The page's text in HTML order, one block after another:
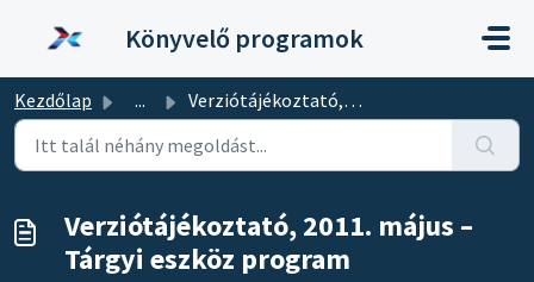
Könyvelő programok
Kezdőlap ... Verziótájékoztató, 2011. május – Tárgyi eszköz program
Verziótájékoztató, 2011. május –
Tárgyi eszköz program